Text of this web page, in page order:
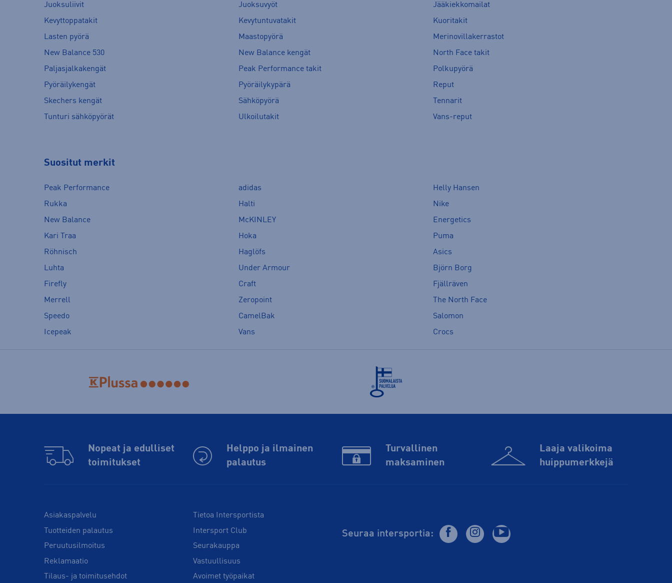
Juoksuliivit
Juoksuvyöt
Jääkiekkomailat
Kevyttoppatakit
Kevytuntuvatakit
Kuoritakit
Lasten pyörä
Maastopyörä
Merinovillakerrastot
New Balance 530
New Balance kengät
North Face takit
Paljasjalkakengät
Peak Performance takit
Polkupyörä
Pyöräilykengät
Pyöräilykypärä
Reput
Skechers kengät
Sähköpyörä
Tennarit
Tunturi sähköpyörät
Ulkoilutakit Vans-reput
Suositut merkit
Peak Performance adidas
Helly Hansen
Rukka
Halti
Nike
New Balance
McKINLEY
Energetics
Kari Traa
Hoka
Puma
Röhnisch
Haglöfs
Asics
Luhta
Under Armour
Björn Borg
Firefly
Craft
Fjällräven
Merrell
Zeropoint
The North Face
Speedo
CamelBak
Salomon
Icepeak
Vans Crocs
Nopeat ja edulliset
toimitukset
Helppo ja ilmainen
palautus
Turvallinen
maksaminen
Laaja valikoima
huippu­merkkejä
Asiakaspalvelu
Tuotteiden palautus
Peruutusilmoitus
Reklamaatio
Tilaus- ja toimitusehdot
Tietoa Intersportista
Intersport Club
Seurakauppa
Vastuullisuus
Avoimet työpaikat
Seuraa intersportia: